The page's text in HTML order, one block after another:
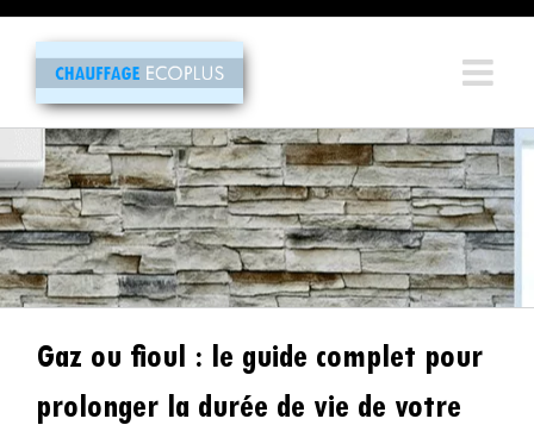
contenu
Gaz ou fioul : le guide complet pour
prolonger la durée de vie de votre